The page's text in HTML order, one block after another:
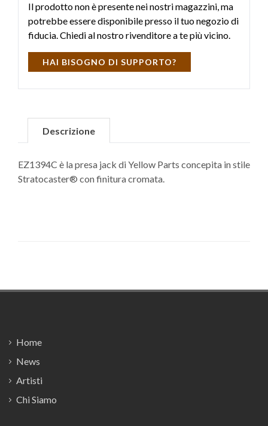
Il prodotto non è presente nei nostri magazzini, ma
potrebbe essere disponibile presso il tuo negozio di
fiducia. Chiedi al nostro rivenditore a te più vicino.
HAI BISOGNO DI SUPPORTO?
Descrizione
EZ1394C è la presa jack di Yellow Parts concepita in stile
Stratocaster® con finitura cromata.
Home
News
Artisti
Chi Siamo